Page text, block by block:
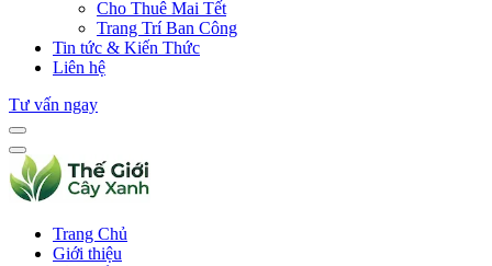
Cho Thuê Mai Tết
Trang Trí Ban Công
Tin tức & Kiến Thức
Liên hệ
Tư vấn ngay
Trang Chủ
Giới thiệu